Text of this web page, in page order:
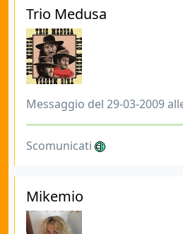
Trio Medusa
Messaggio del 29-03-2009
Scomunicati
Mikemio